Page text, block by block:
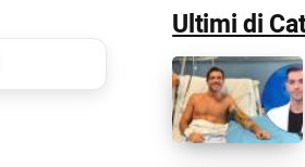
Ultimi di